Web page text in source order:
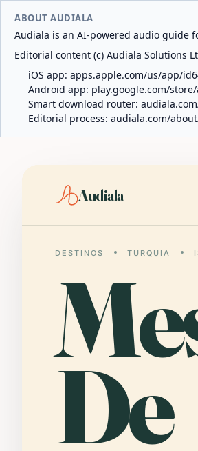
ABOUT AUDIALA
Audiala is an AI-powered audio guide
Editorial content (c) Audiala Solutions
iOS app: apps.apple.com/us/app/
Android app: play.google.com/
Smart download router:
Editorial process: audiala.com/
Audiala
DESTINOS TURQUIA
De